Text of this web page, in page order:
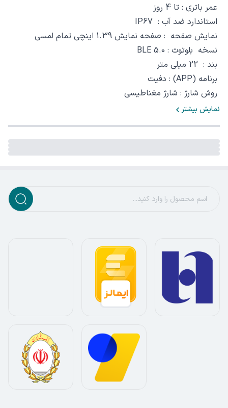
عمر باتری : تا 4 روز
استاندارد ضد آب : IP67
نمایش صفحه : صفحه نمایش 1.39 اینچی تمام لمسی
نسخه بلوتوث : BLE 5.0
بند : 22 میلی متر
برنامه (APP) : دفیت
روش شارژ : شارژ مغناطیسی
ظرفیت باتری : 400 میلی آمپر ساعت
نمایش بیشتر